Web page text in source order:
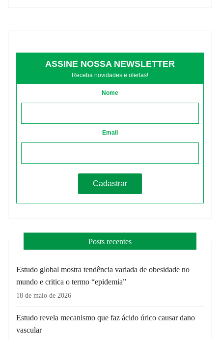
ASSINE NOSSA NEWSLETTER
Receba novidades e ofertas!
Nome
Email
Posts recentes
Estudo global mostra tendência variada de obesidade no
mundo e critica o termo “epidemia”
18 de maio de 2026
Estudo revela mecanismo que faz ácido úrico causar dano
vascular